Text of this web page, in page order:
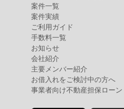
案件⼀覧
案件実績
ご利用ガイド
手数料一覧
お知らせ
会社紹介
主要メンバー紹介
お借入れをご検討中の方へ
事業者向け不動産担保ローン